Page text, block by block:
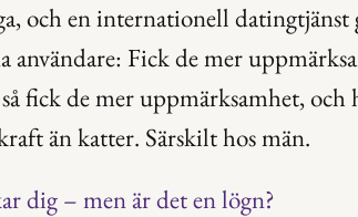
och en internationell datingtjänst
användare: Fick de mer
fick de mer uppmärksamhet, och
än katter. Särskilt hos män.
dig – men är det en lögn?